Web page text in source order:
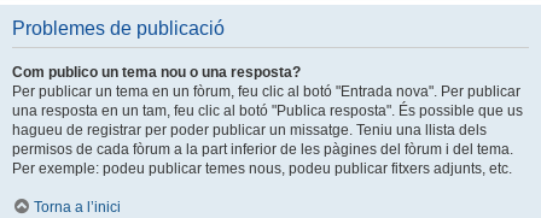
Problemes de publicació
Com publico un tema nou o una resposta?
Per publicar un tema en un fòrum, feu clic al botó "Entrada nova". Per publicar
una resposta en un tam, feu clic al botó "Publica resposta". És possible que us
hagueu de registrar per poder publicar un missatge. Teniu una llista dels
permisos de cada fòrum a la part inferior de les pàgines del fòrum i del tema.
Per exemple: podeu publicar temes nous, podeu publicar fitxers adjunts, etc.
Torna a l’inici